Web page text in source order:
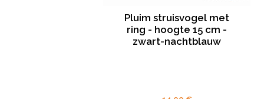
Pluim struisvogel met
ring - hoogte 15 cm -
zwart-nachtblauw